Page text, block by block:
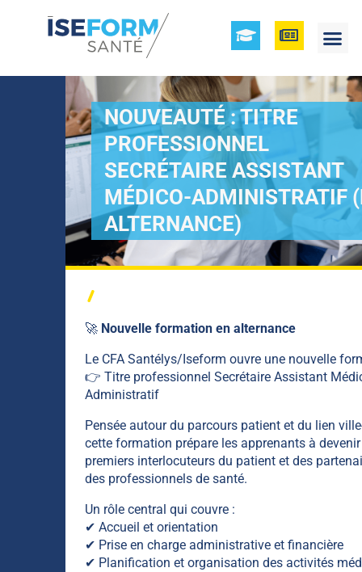
NOUVEAUTÉ : TITRE
PROFESSIONNEL
SECRÉTAIRE ASSISTANT
MÉDICO-ADMINISTRATIF
ALTERNANCE)
🚀 Nouvelle formation en alternance
Le CFA Santélys/Iseform ouvre une nouvelle
👉 Titre professionnel Secrétaire Assistant
Administratif
Pensée autour du parcours patient et du lien
cette formation prépare les apprenants à
premiers interlocuteurs du patient et des
des professionnels de santé.
Un rôle central qui couvre :
✔ Accueil et orientation
✔ Prise en charge administrative et financière
✔ Planification et organisation des activités